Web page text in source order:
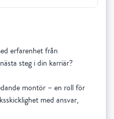
erfarenhet från
steg i din karriär?
montör – en roll för
med ansvar,